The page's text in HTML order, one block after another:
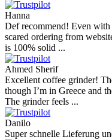
Hanna
Def recommend! Even
scared ordering from
is 100% solid ...
Ahmed Sherif
Excellent coffee grinder!
though I’m in Greece and
The grinder feels ...
Danilo
Super schnelle Lieferung